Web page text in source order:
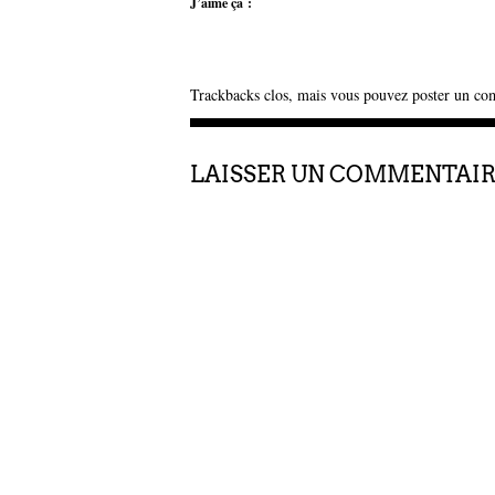
Trackbacks clos, mais vous pouvez poster un
LAISSER UN